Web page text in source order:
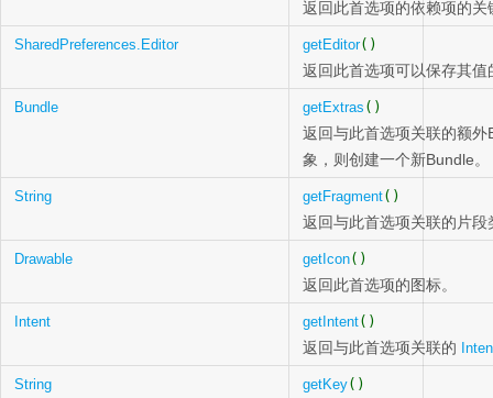
返回此首选项的依赖项的关
SharedPreferences.Editor getEditor()
返回此首选项可以保存其
Bundle getExtras ()
返回与此首选项关联的额
象，则创建一个新Bundle。
String getFragment()
返回与此首选项关联的片段
Drawable getIcon()
返回此首选项的图标。
Intent getIntent()
返回与此首选项关联的
String getKey()